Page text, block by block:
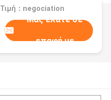
Τιμή：negociation
Μας ελάτε σε
επαφή με